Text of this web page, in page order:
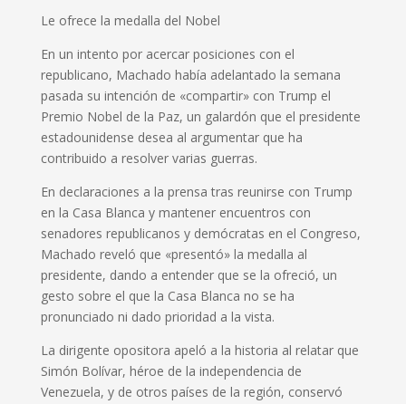
Le ofrece la medalla del Nobel
En un intento por acercar posiciones con el
republicano, Machado había adelantado la semana
pasada su intención de «compartir» con Trump el
Premio Nobel de la Paz, un galardón que el presidente
estadounidense desea al argumentar que ha
contribuido a resolver varias guerras.
En declaraciones a la prensa tras reunirse con Trump
en la Casa Blanca y mantener encuentros con
senadores republicanos y demócratas en el Congreso,
Machado reveló que «presentó» la medalla al
presidente, dando a entender que se la ofreció, un
gesto sobre el que la Casa Blanca no se ha
pronunciado ni dado prioridad a la vista.
La dirigente opositora apeló a la historia al relatar que
Simón Bolívar, héroe de la independencia de
Venezuela, y de otros países de la región, conservó